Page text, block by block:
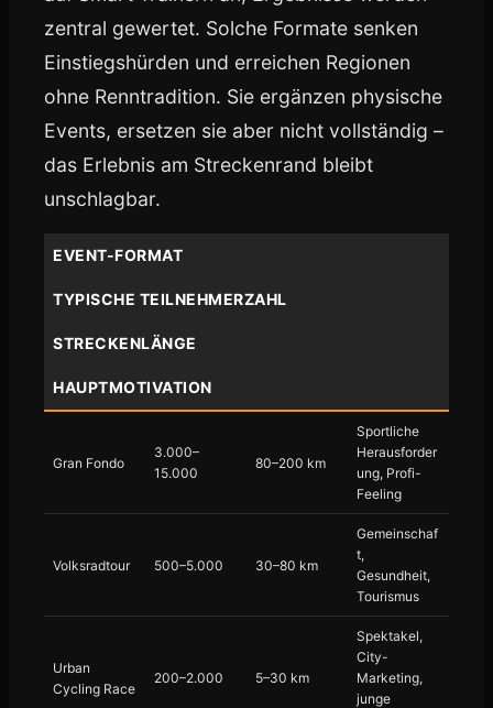
zentral gewertet. Solche Formate senken
Einstiegshürden und erreichen Regionen
ohne Renntradition. Sie ergänzen physische
Events, ersetzen sie aber nicht vollständig –
das Erlebnis am Streckenrand bleibt
unschlagbar.
EVENT-FORMAT
TYPISCHE TEILNEHMERZAHL
STRECKENLÄNGE
HAUPTMOTIVATION
Gran Fondo
3.000–
15.000
80–200 km
Sportliche
Herausforder
ung, Profi-
Feeling
Volksradtour 500–5.000 30–80 km
Gemeinschaf
t,
Gesundheit,
Tourismus
Urban
Cycling Race
200–2.000 5–30 km
Spektakel,
City-
Marketing,
junge